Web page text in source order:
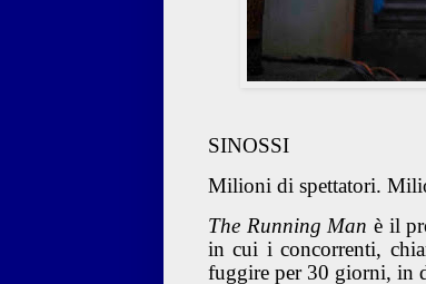
SINOSSI
Milioni di spettatori.
The Running Man è il
in cui i concorrenti,
fuggire per 30 giorni, in